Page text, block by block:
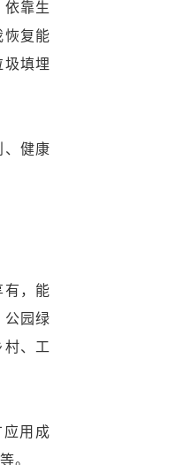
依靠生
恢复能
圾填埋
、健康
有，能
公园绿
村、工
用成
。